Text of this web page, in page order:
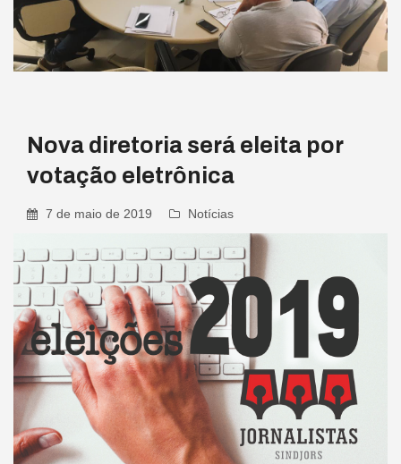
Nova diretoria será eleita por
votação eletrônica
7 de maio de 2019 Notícias